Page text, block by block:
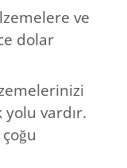
ve
dolar
vardır.